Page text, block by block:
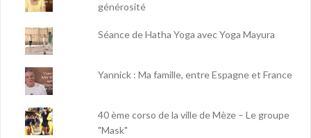
générosité
Séance de Hatha Yoga avec Yoga Mayura
Yannick : Ma famille, entre Espagne et France
40 ème corso de la ville de Mèze – Le groupe
"Mask"